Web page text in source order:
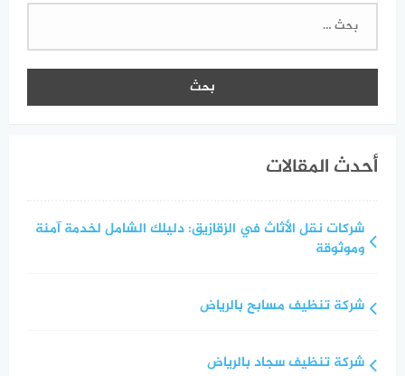
البحث
أحدث المقالات
شركات نقل الأثاث في الزقازيق: دليلك الشامل لخدمة آمنة
وموثوقة
شركة تنظيف مسابح بالرياض
شركة تنظيف سجاد بالرياض